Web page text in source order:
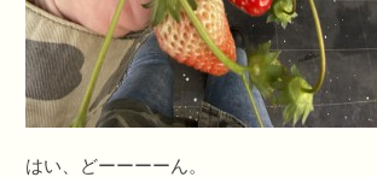
はい、どーーーーん。